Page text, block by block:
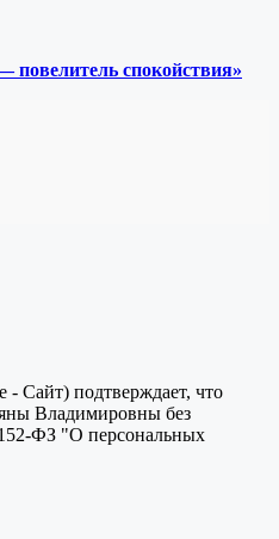
повелитель спокойствия»
- Сайт) подтверждает, что
Владимировны без
ФЗ "О персональных